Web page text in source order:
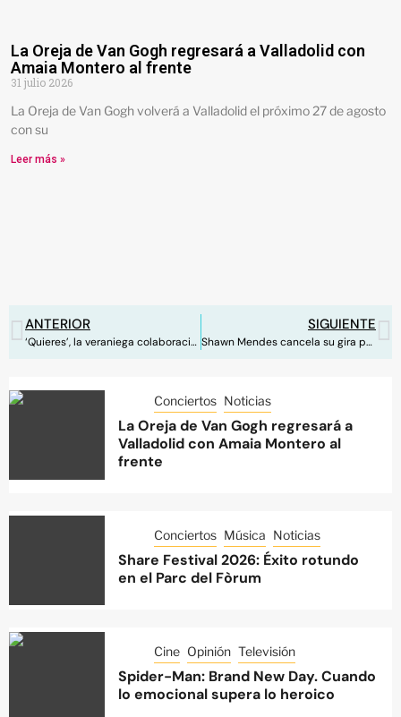
La Oreja de Van Gogh regresará a Valladolid con
Amaia Montero al frente
31 julio 2026
La Oreja de Van Gogh volverá a Valladolid el próximo 27 de agosto
con su
Leer más »
ANTERIOR
‘Quieres’, la veraniega colaboración de Aitana con Emilia Mernes y Ptazeta
SIGUIENTE
Shawn Mendes cancela su gira para cuidar su salud mental
Conciertos Noticias
La Oreja de Van Gogh regresará a
Valladolid con Amaia Montero al
frente
Conciertos Música Noticias
Share Festival 2026: Éxito rotundo
en el Parc del Fòrum
Cine Opinión Televisión
Spider-Man: Brand New Day. Cuando
lo emocional supera lo heroico